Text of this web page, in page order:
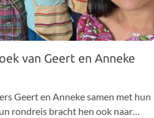
van Geert en Anneke
Geert en Anneke samen met hun
rondreis bracht hen ook naar